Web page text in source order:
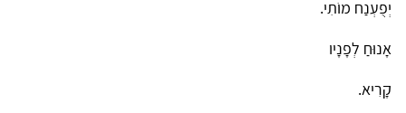
יְפֻעְנַח מוֹתִי.
אָנוּחַ לְפָנָיו
קָרִיא.